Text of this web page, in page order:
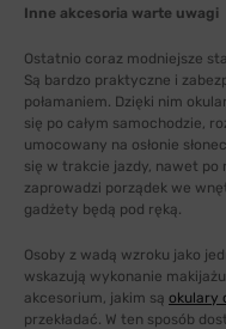
Inne akcesoria warte uwagi
Ostatnio coraz modniejsze
Są bardzo praktyczne i
połamaniem. Dzięki nim
się po całym samochodzie,
umocowany na osłonie
się w trakcie jazdy, nawet po
zaprowadzi porządek we
gadżety będą pod ręką.
Osoby z wadą wzroku jako
wskazują wykonanie
akcesorium, jakim są okulary
przekładać. W ten sposób